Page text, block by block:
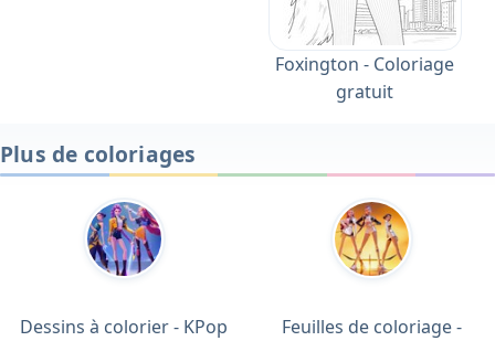
Foxington - Coloriage
gratuit
Plus de coloriages
Dessins à colorier - KPop
Feuilles de coloriage -